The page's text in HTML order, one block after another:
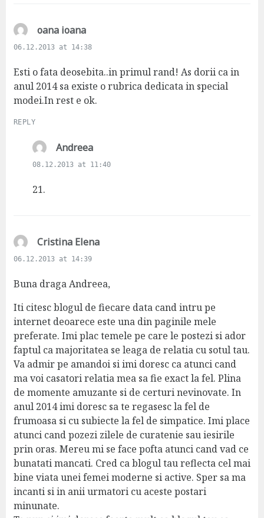
oana ioanas
a
s
:
06.12.2013 at 14:38
Esti o fata deosebita..in primul rand! As dorii ca in
anul 2014 sa existe o rubrica dedicata in special
modei.In rest e ok.
REPLY
Andreeas
a
08.12.2013 at 11:40
21.
Cristina Elenas
s
06.12.2013 at 14:39
Buna draga Andreea,
Iti citesc blogul de fiecare data cand intru pe
internet deoarece este una din paginile mele
preferate. Imi plac temele pe care le postezi si ador
faptul ca majoritatea se leaga de relatia cu sotul tau.
Va admir pe amandoi si imi doresc ca atunci cand
ma voi casatori relatia mea sa fie exact la fel. Plina
de momente amuzante si de certuri nevinovate. In
anul 2014 imi doresc sa te regasesc la fel de
frumoasa si cu subiecte la fel de simpatice. Imi place
atunci cand pozezi zilele de curatenie sau iesirile
prin oras. Mereu mi se face pofta atunci cand vad ce
bunatati mancati. Cred ca blogul tau reflecta cel mai
bine viata unei femei moderne si active. Sper sa ma
incanti si in anii urmatori cu aceste postari
minunate.